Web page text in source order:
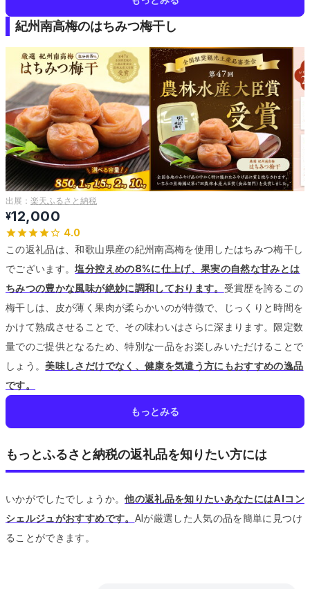
紀州南高梅のはちみつ梅干し
出展： 楽天ふるさと納税
¥12,000
4.0
この返礼品は、和歌山県産の紀州南高梅を使用したはちみつ梅干し
でございます。塩分控えめの8%に仕上げ、果実の自然な甘みとは
ちみつの豊かな風味が絶妙に調和しております。 受賞歴を誇るこの
梅干しは、皮が薄く果肉が柔らかいのが特徴で、じっくりと時間を
かけて熟成させることで、その味わいはさらに深まります。限定数
量でのご提供となるため、特別な一品をお楽しみいただけることで
しょう。美味しさだけでなく、健康を気遣う方にもおすすめの逸品
です。
もっとみる
もっとふるさと納税の返礼品を知りたい方には
いかがでしたでしょうか。他の返礼品を知りたいあなたにはAIコン
シェルジュがおすすめです。 AIが厳選した人気の品を簡単に見つけ
ることができます。